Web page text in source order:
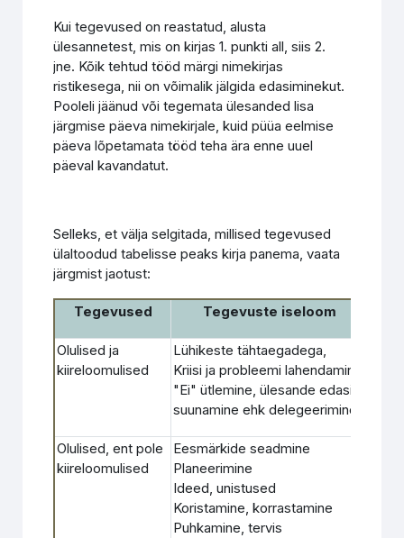
Kui tegevused on reastatud, alusta
ülesannetest, mis on kirjas 1. punkti all, siis 2.
jne. Kõik tehtud tööd märgi nimekirjas
ristikesega, nii on võimalik jälgida edasiminekut.
Pooleli jäänud või tegemata ülesanded lisa
järgmise päeva nimekirjale, kuid püüa eelmise
päeva lõpetamata tööd teha ära enne uuel
päeval kavandatut.
Selleks, et välja selgitada, millised tegevused
ülaltoodud tabelisse peaks kirja panema, vaata
järgmist jaotust:
Tegevused Tegevuste iseloom
Olulised ja
kiireloomulised
Lühikeste tähtaegadega,
Kriisi ja probleemi lahendamine
"Ei" ütlemine, ülesande edasi
suunamine ehk delegeerimine
Olulised, ent pole
kiireloomulised
Eesmärkide seadmine
Planeerimine
Ideed, unistused
Koristamine, korrastamine
Puhkamine, tervis